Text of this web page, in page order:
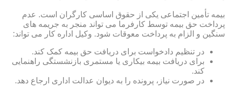
بیمه تأمین اجتماعی یکی از حقوق اساسی کارگران است. عدم
پرداخت حق بیمه توسط کارفرما می تواند منجر به جریمه های
سنگین و الزام به پرداخت معوقات شود. وکیل اداره کار می تواند:
در تنظیم دادخواست برای دریافت حق بیمه کمک کند.
برای دریافت بیمه بیکاری یا مستمری بازنشستگی راهنمایی
کند.
در صورت نیاز، پرونده را به دیوان عدالت اداری ارجاع دهد.